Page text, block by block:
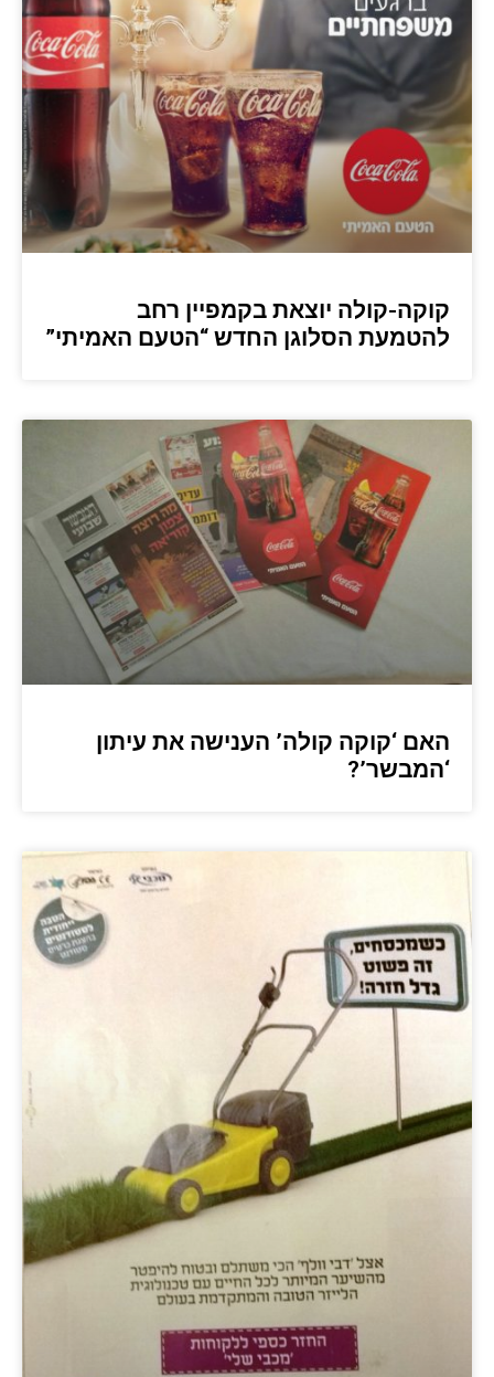
קוקה-קולה יוצאת בקמפיין רחב
להטמעת הסלוגן החדש “הטעם האמיתי”
האם ‘קוקה קולה’ הענישה את עיתון
‘המבשר’?